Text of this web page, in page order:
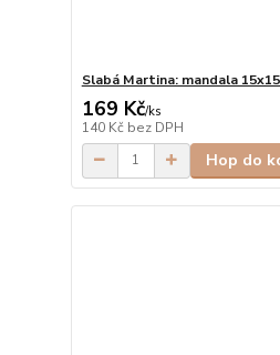
Slabá Martina: mandala
169 Kč/ks
140 Kč bez DPH
Hop do